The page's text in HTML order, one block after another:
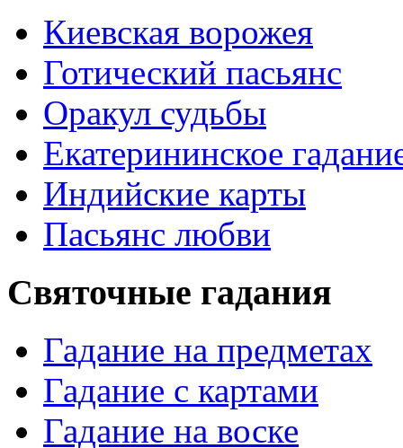
Киевская ворожея
Готический пасьянс
Оракул судьбы
Екатерининское
Индийские карты
Пасьянс любви
Святочные гадания
Гадание на предметах
Гадание с картами
Гадание на воске